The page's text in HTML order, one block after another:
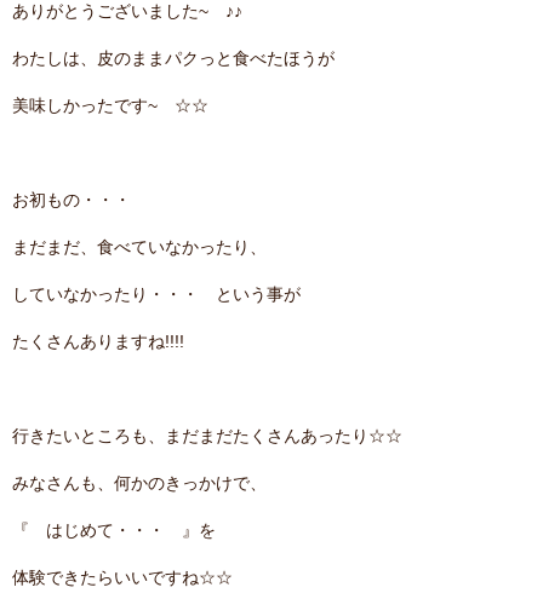
ありがとうございました~ ♪♪
わたしは、皮のままパクっと食べたほうが
美味しかったです~ ☆☆
お初もの・・・
まだまだ、食べていなかったり、
していなかったり・・・ という事が
たくさんありますね!!!!
行きたいところも、まだまだたくさんあったり☆☆
みなさんも、何かのきっかけで、
『 はじめて・・・ 』を
体験できたらいいですね☆☆